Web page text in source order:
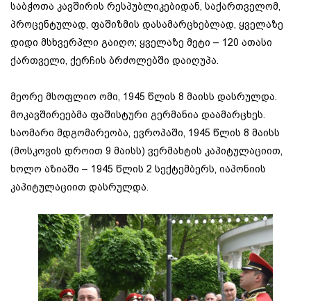
საბჭოთა კავშირის რესპუბლიკებიდან, საქართველომ,
პროცენტულად, ფაშიზმის დასამარცხებლად, ყველაზე
დიდი მსხვერპლი გაიღო; ყველაზე მეტი – 120 ათასი
ქართველი, ქერჩის ბრძოლებში დაიღუპა.
მეორე მსოფლიო ომი, 1945 წლის 8 მაისს დასრულდა.
მოკავშირეებმა ფაშისტური გერმანია დაამარცხეს.
საომარი მდგომარეობა, ევროპაში, 1945 წლის 8 მაისს
(მოსკოვის დროით 9 მაისს) ვერმახტის კაპიტულაციით,
ხოლო აზიაში – 1945 წლის 2 სექტემბერს, იაპონიის
კაპიტულაციით დასრულდა.